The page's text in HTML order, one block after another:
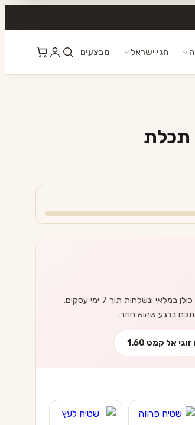
חגי ישראל מבצעים
באותה קטגוריה — כולן במלאי ונשלחות תוך 7 ימי עסקים.
ברגע שהוא חוזר.
אל קמט 1.60